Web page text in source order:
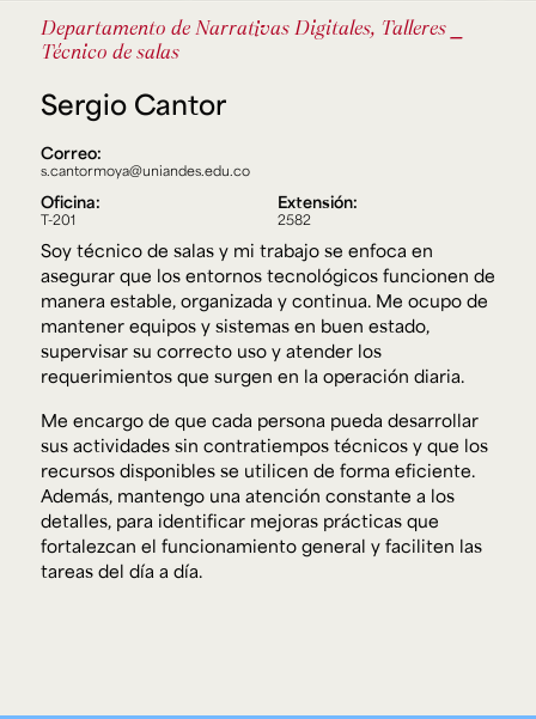
Configuración de cookies
Universidad de los Andes | Vigilada Mineducación.
Reconocimiento como universidad: Decreto 1297 del 30
de mayo de 1964. Reconocimiento de personería jurídica:
Resolución 28 del 23 de febrero de 1949, Minjusticia.
Acreditación institucional de alta calidad, 10 años:
Resolución 000194 del 16 de enero del 2025.
Posgrados
Ext. 4925
Educación
Sergio Cantor
Departamento de Narrativas Digitales, Talleres
Técnico de salas
Correo:
s.cantormoya@uniandes.edu.co
Oficina:
T-201
Extensión:
2582
Soy técnico de salas y mi trabajo se enfoca en
asegurar que los entornos tecnológicos funcionen de
manera estable, organizada y continua. Me ocupo de
mantener equipos y sistemas en buen estado,
supervisar su correcto uso y atender los
requerimientos que surgen en la operación diaria.
Me encargo de que cada persona pueda desarrollar
sus actividades sin contratiempos técnicos y que los
recursos disponibles se utilicen de forma eficiente.
Además, mantengo una atención constante a los
detalles, para identificar mejoras prácticas que
fortalezcan el funcionamiento general y faciliten las
tareas del día a día.